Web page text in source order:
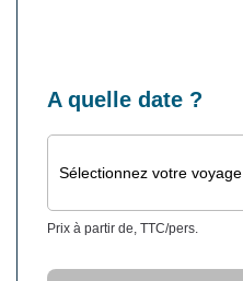
A quelle date ?
Sélectionnez votre voyage
Prix à partir de, TTC/pers.